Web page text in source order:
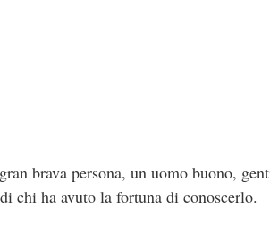
brava persona, un uomo buono,
chi ha avuto la fortuna di conoscerlo.